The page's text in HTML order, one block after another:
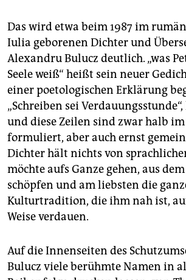
Das wird etwa beim 1987 im
Iulia geborenen Dichter und
Alexandru Bulucz deutlich. „was
Seele weiß“ heißt sein neuer
einer poetologischen Erklärung
„Schreiben sei
und diese Zeilen sind zwar halb im
formuliert, aber auch ernst
Dichter hält nichts von
möchte aufs Ganze gehen, aus
schöpfen und am liebsten die
Kulturtradition, die ihm nah ist,
Weise verdauen.
Auf die Innenseiten des
Bulucz viele berühmte Namen in